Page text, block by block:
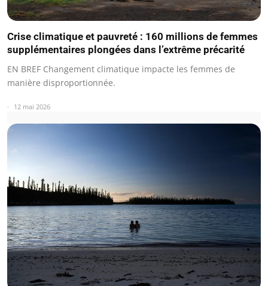
Crise climatique et pauvreté : 160 millions de femmes
supplémentaires plongées dans l’extrême précarité
EN BREF Changement climatique impacte les femmes de
manière disproportionnée.
12 mai 2026